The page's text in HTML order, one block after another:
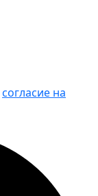
согласие на